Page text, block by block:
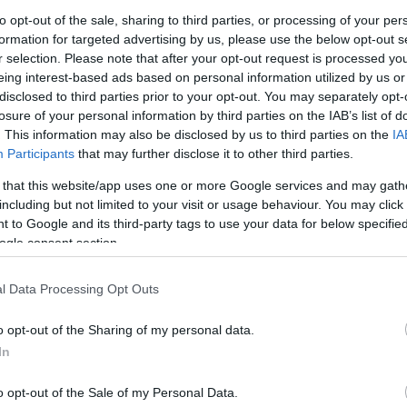
opt-out of the sale, sharing to third parties, or processing of your
for targeted advertising by us, please use the below opt-out
selection. Please note that after your opt-out request is processed
interest-based ads based on personal information utilized by us
to third parties prior to your opt-out. You may separately
of your personal information by third parties on the IAB’s list of
This information may also be disclosed by us to third parties on the
Participants that may further disclose it to other third parties.
that this website/app uses one or more Google services and may
but not limited to your visit or usage behaviour. You may
to Google and its third-party tags to use your data for below
consent section.
Data Processing Opt Outs
opt-out of the Sharing of my personal data.
opt-out of the Sale of my Personal Data.
S. Goldstein: Οι καλοί επενδυτές
αποδέχονται το ρίσκο
24-06-2017 17:19
Συμβουλές σε αρχάριους για trading από έναν
«γκουρού» των αγορών.
Χρηματιστήριο: Τα στοιχήματα του
2017
Τα δεδομένα για τις ελληνικές μετοχές και η
εικόνα στις αγορές του εξωτερικού.. Οι αποτιμήσεις των και
ο ειδικός ρόλος των τραπεζών.
ένας
και...
από έναν... γκουρού
Τα μυστικά του trading μέσω ειδικά
μέρος
Εκπαίδευση στις συναλλαγές με ημερήσιο